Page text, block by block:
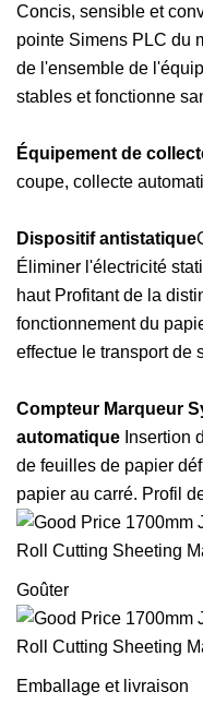
Concis, sensible et
pointe Simens PLC du
de l'ensemble de
stables et fonctionne
Équipement de
coupe, collecte
Dispositif antistatique
Éliminer l'électricité
haut Profitant de la
fonctionnement du
effectue le transport de
Compteur Marqueur
automatique Insertion
de feuilles de papier
papier au carré. Profil
Goûter
Emballage et livraison